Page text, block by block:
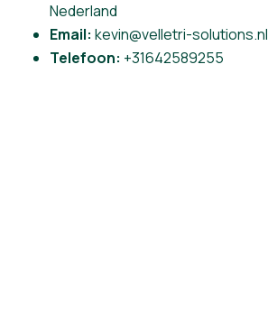
Nederland
Email: kevin@velletri-solutions.nl
Telefoon: +31642589255